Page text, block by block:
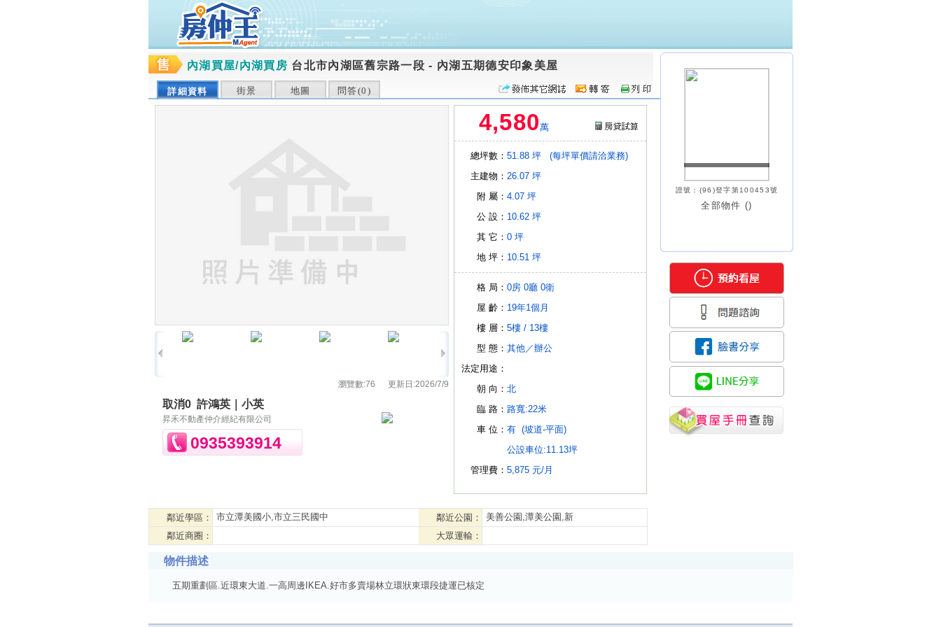
內湖買屋/內湖買房 台北市內湖區舊宗路一段 - 內湖五期德安印象美屋
詳細資料 街景 地圖 問答(0 )
瀏覽數:76 更新日:2026/7/9
取消0 許鴻英｜小英
昇禾不動產仲介經紀有限公司
0935393914
4,580萬
總坪數： 51.88 坪
(每坪單價請洽業務)
主建物： 26.07 坪
附 屬： 4.07 坪
公 設： 10.62 坪
其 它： 0 坪
地 坪： 10.51 坪
格 局： 0房 0廳 0衛
屋 齡： 19年1個月
樓 層： 5樓 / 13樓
型 態： 其他／辦公
法定用途：
朝 向： 北
臨 路： 路寬:22米
車 位： 有 (坡道-平面)
公設車位:11.13坪
管理費： 5,875 元/月
鄰近學區： 市立潭美國小,市立三民國中 鄰近公園：
美善公園,潭美公園,新
鄰近商圈：
大眾運輸：
證號：(96)登字第100453號
全部物件 ()
物件描述
五期重劃區.近環東大道.一高周邊IKEA.好市多賣場林立環狀東環段捷運已核定